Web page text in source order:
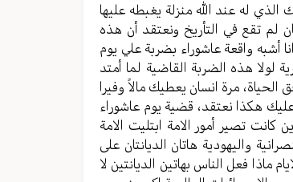
له عند الله منزلة يغبطه عليها
لم تقع في التأريخ ونعتقد أن هذه
أشبه واقعة عاشوراء بضربة علي يوم
هذه الضربة القاضية لما أمتد
مرة انسان يعطيك مالاً وفيرا
هكذا نعتقد، قضية يوم عاشوراء
تصير أمور الامة ابتليت الامة
واليهودية هاتان الديانتان على
ماذا فعل الناس بهاتين الديانتين لا